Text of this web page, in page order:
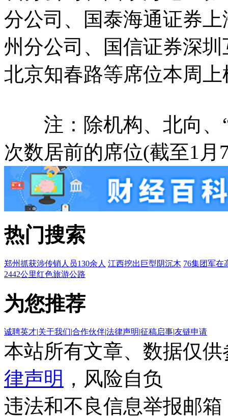
分公司、国泰海通证券
州分公司、国信证券深
北京知春路等席位本
注：除机构、北向、“
次数居前的席位(截至1月
热门搜索
郑州抓获涉传销人员130余人 江西挖出巨型阴沉木 76集团军在
2442公里红色旅游公路
为您推荐
诚聘英才|关于我们|合作伙伴|法律声明|征稿启事|友链申请
本站所有文章、数据仅
律声明 ，风险自负
违法和不良信息举报邮箱